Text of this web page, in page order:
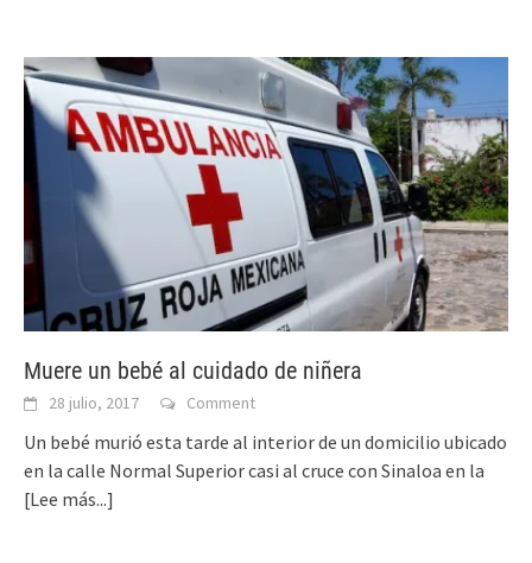
Muere un bebé al cuidado de niñera
28 julio, 2017 Comment
Un bebé murió esta tarde al interior de un domicilio ubicado
en la calle Normal Superior casi al cruce con Sinaloa en la
[Lee más...]